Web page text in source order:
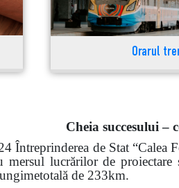
Orarul
Cheia succesului –
Întreprinderea de Stat “Calea
lucrărilor de
de 233km.